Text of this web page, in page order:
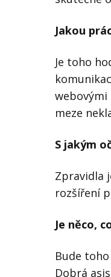
Jakou
Je toho
webovými
meze
S jakým
Zpravidla
rozšíření
Je něco,
Bude
Dobrá